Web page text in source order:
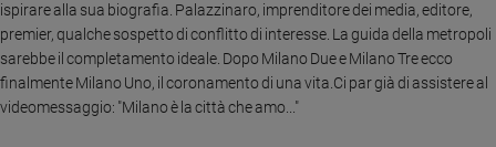
Caso
della
settimana
Migranti
ispirare alla sua biografia. Palazzinaro, imprenditore dei media, editore,
premier, qualche sospetto di conflitto di interesse. La guida della metropoli
sarebbe il completamento ideale. Dopo Milano Due e Milano Tre ecco
finalmente Milano Uno, il coronamento di una vita.Ci par già di assistere al
videomessaggio: "Milano è la città che amo..."